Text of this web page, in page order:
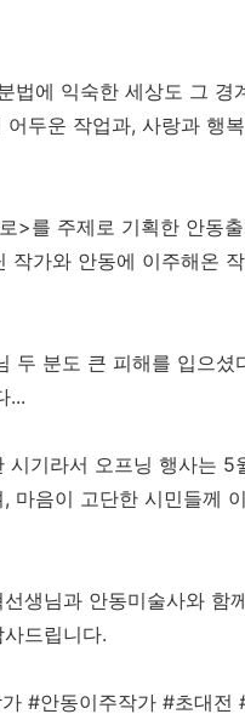
법에 익숙한 세상도 그
두운 작업과, 사랑과 행
를 주제로 기획한 안동
가와 안동에 이주해온
두 분도 큰 피해를 입으
...
기라서 오프닝 행사는
마음이 고단한 시민들께
생님과 안동미술사와 함
드립니다.
#안동이주작가 #초대